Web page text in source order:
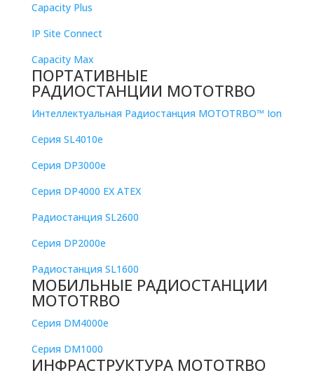
Capacity Plus
IP Site Connect
Capacity Max
ПОРТАТИВНЫЕ
РАДИОСТАНЦИИ MOTOTRBO
Интеллектуальная Радиостанция MOTOTRBO™ Ion
Серия SL4010e
Серия DP3000e
Серия DP4000 EX ATEX
Радиостанция SL2600
Серия DP2000e
Радиостанция SL1600
МОБИЛЬНЫЕ РАДИОСТАНЦИИ
MOTOTRBO
Серия DM4000e
Серия DM1000
ИНФРАСТРУКТУРА MOTOTRBO